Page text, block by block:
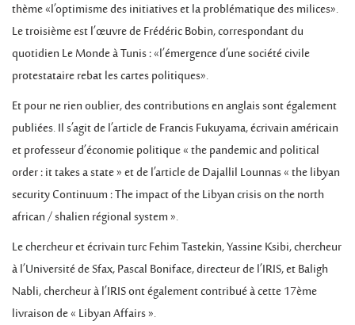
thème «l’optimisme des initiatives et la problématique des milices».
Le troisième est l’œuvre de Frédéric Bobin, correspondant du
quotidien Le Monde à Tunis : «l’émergence d’une société civile
protestataire rebat les cartes politiques».
Et pour ne rien oublier, des contributions en anglais sont également
publiées. Il s’agit de l’article de Francis Fukuyama, écrivain américain
et professeur d’économie politique « the pandemic and political
order : it takes a state » et de l’article de Dajallil Lounnas « the libyan
security Continuum : The impact of the Libyan crisis on the north
african / shalien régional system ».
Le chercheur et écrivain turc Fehim Tastekin, Yassine Ksibi, chercheur
à l’Université de Sfax, Pascal Boniface, directeur de l’IRIS, et Baligh
Nabli, chercheur à l’IRIS ont également contribué à cette 17ème
livraison de « Libyan Affairs ».